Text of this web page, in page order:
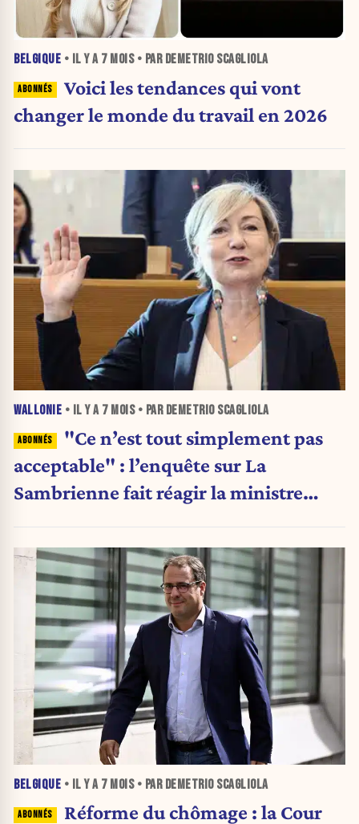
BELGIQUE • IL Y A 7 MOIS• PAR DEMETRIO SCAGLIOLA
Voici les tendances qui vont
changer le monde du travail en 2026
WALLONIE • IL Y A 7 MOIS• PAR DEMETRIO SCAGLIOLA
"Ce n’est tout simplement pas
acceptable" : l’enquête sur La
Sambrienne fait réagir la ministre
BELGIQUE • IL Y A 7 MOIS• PAR DEMETRIO SCAGLIOLA
Réforme du chômage : la Cour